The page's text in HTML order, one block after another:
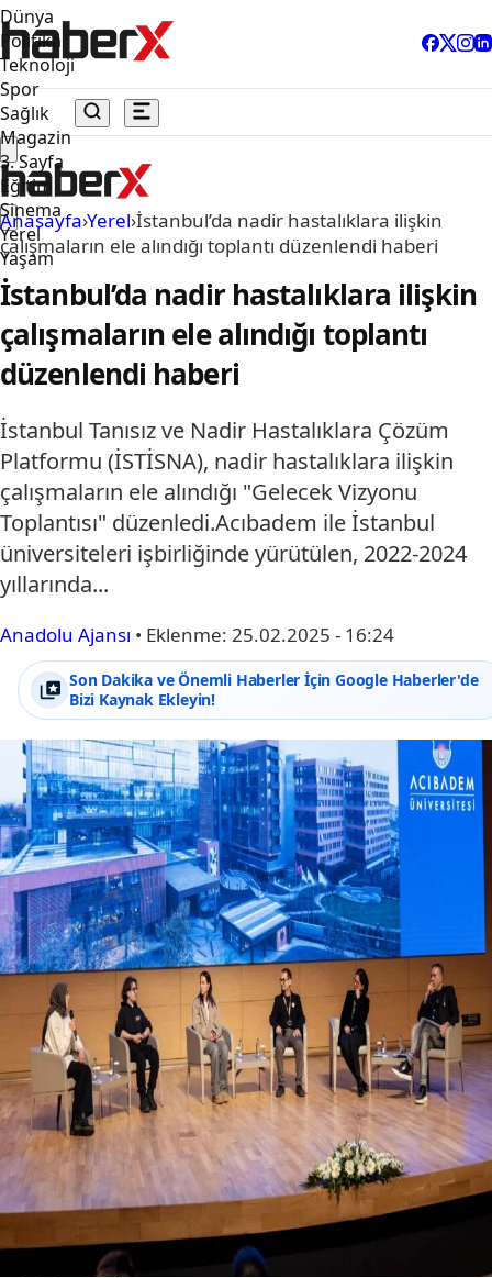
Dünya
Politika
Teknoloji
Spor
Sağlık
Magazin
3. Sayfa
Eğitim
Sinema
Yerel
Yaşam
Anasayfa›Yerel›İstanbul’da nadir hastalıklara ilişkin
çalışmaların ele alındığı toplantı düzenlendi haberi
İstanbul’da nadir hastalıklara ilişkin
çalışmaların ele alındığı toplantı
düzenlendi haberi
İstanbul Tanısız ve Nadir Hastalıklara Çözüm
Platformu (İSTİSNA), nadir hastalıklara ilişkin
çalışmaların ele alındığı "Gelecek Vizyonu
Toplantısı" düzenledi.Acıbadem ile İstanbul
üniversiteleri işbirliğinde yürütülen, 2022-2024
yıllarında...
Anadolu Ajansı • Eklenme: 25.02.2025 - 16:24
Son Dakika ve Önemli Haberler İçin Google Haberler'de
Bizi Kaynak Ekleyin!